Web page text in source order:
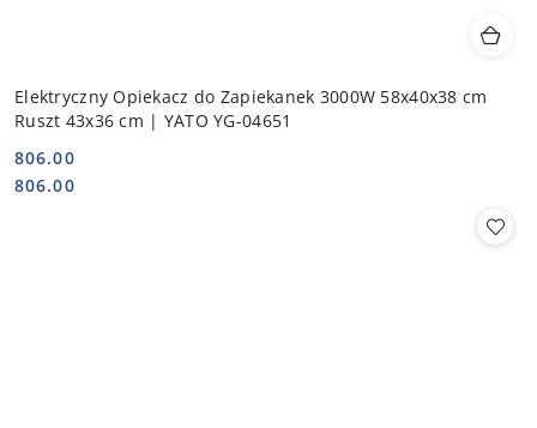
Elektryczny Opiekacz do Zapiekanek 3000W 58x40x38 cm
Ruszt 43x36 cm | YATO YG-04651
Cena:
806.00
Cena:
806.00